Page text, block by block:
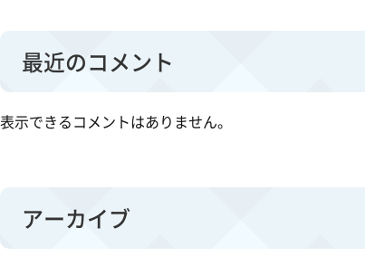
最近のコメント
表示できるコメントはありません。
アーカイブ